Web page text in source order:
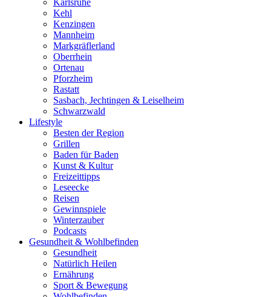
Karlsruhe
Kehl
Kenzingen
Mannheim
Markgräflerland
Oberrhein
Ortenau
Pforzheim
Rastatt
Sasbach, Jechtingen & Leiselheim
Schwarzwald
Lifestyle
Besten der Region
Grillen
Baden für Baden
Kunst & Kultur
Freizeittipps
Leseecke
Reisen
Gewinnspiele
Winterzauber
Podcasts
Gesundheit & Wohlbefinden
Gesundheit
Natürlich Heilen
Ernährung
Sport & Bewegung